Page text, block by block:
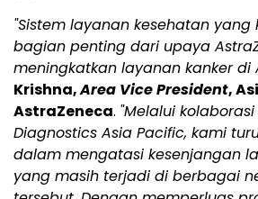
"Sistem layanan kesehatan
bagian penting dari upaya
meningkatkan layanan kanker di
Krishna,Area Vice President,
AstraZeneca. "Melalui
Diagnostics Asia Pacific, kami
dalam mengatasi kesenjangan
yang masih terjadi di berbagai